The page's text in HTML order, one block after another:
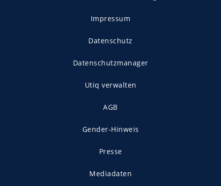
Impressum
Datenschutz
Datenschutzmanager
Utiq verwalten
AGB
Gender-Hinweis
Presse
Mediadaten